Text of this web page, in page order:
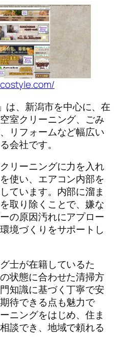
は、新潟市を中心に、在
室クリーニング、ごみ
リフォームなど幅広い
会社です。
リーニングに力を入れ
使い、エアコン内部を
ています。内部に溜ま
取り除くことで、嫌な
の原因汚れにアプロー
境づくりをサポートし
士が在籍しているた
状態に合わせた清掃方
知識に基づく丁寧で安
待できる点も魅力で
ニングをはじめ、住ま
談でき、地域で頼れる